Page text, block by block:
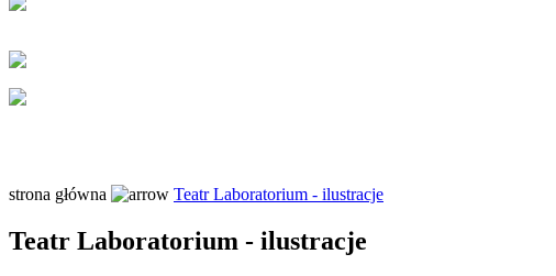
strona główna Teatr Laboratorium - ilustracje
Teatr Laboratorium - ilustracje